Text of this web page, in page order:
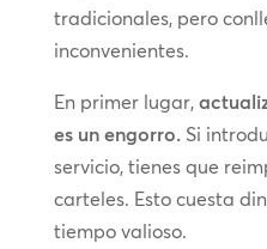
tradicionales, pero
inconvenientes.
En primer lugar,
es un engorro.Si
servicio, tienes que
carteles. Esto cuesta
tiempo valioso.